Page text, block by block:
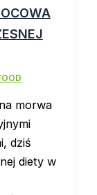
morwa
dziś
diety w